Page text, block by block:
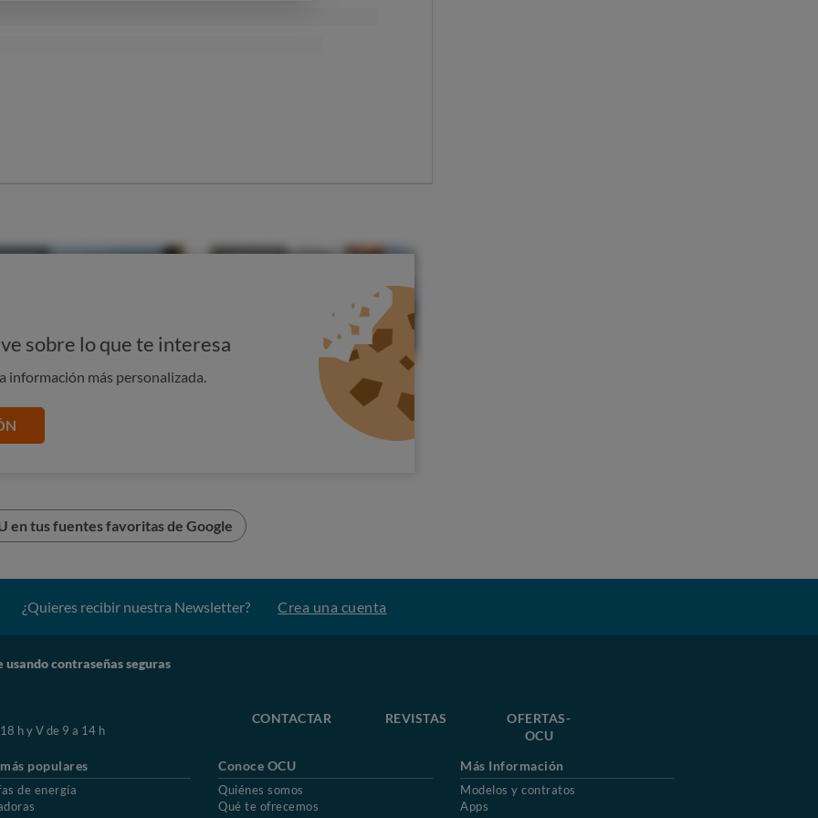
, por ejemplo usando comillas y utilizando las iniciales
en la que hayas vivido (no la actual):
sobre lo que te interesa
información más personalizada.
en tus fuentes favoritas de Google
¿Quieres recibir nuestra Newsletter? Crea una cuenta
usando contraseñas seguras
h y V de 9 a 14 h
CONTACTAR REVISTAS
OFERTAS-
OCU
populares
de energía
Conoce OCU
Quiénes somos
Qué te ofrecemos
Más Información
Modelos y contratos
Apps